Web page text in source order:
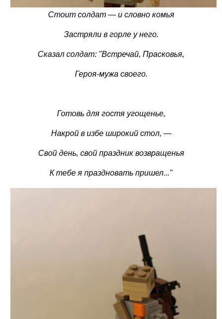
Стоит солдат — и словно комья
Застряли в горле у него.
Сказал солдат: "Встречай, Прасковья,
Героя-мужа своего.
Готовь для гостя угощенье,
Накрой в избе широкий стол, —
Свой день, свой праздник возвращенья
К тебе я праздновать пришел..."